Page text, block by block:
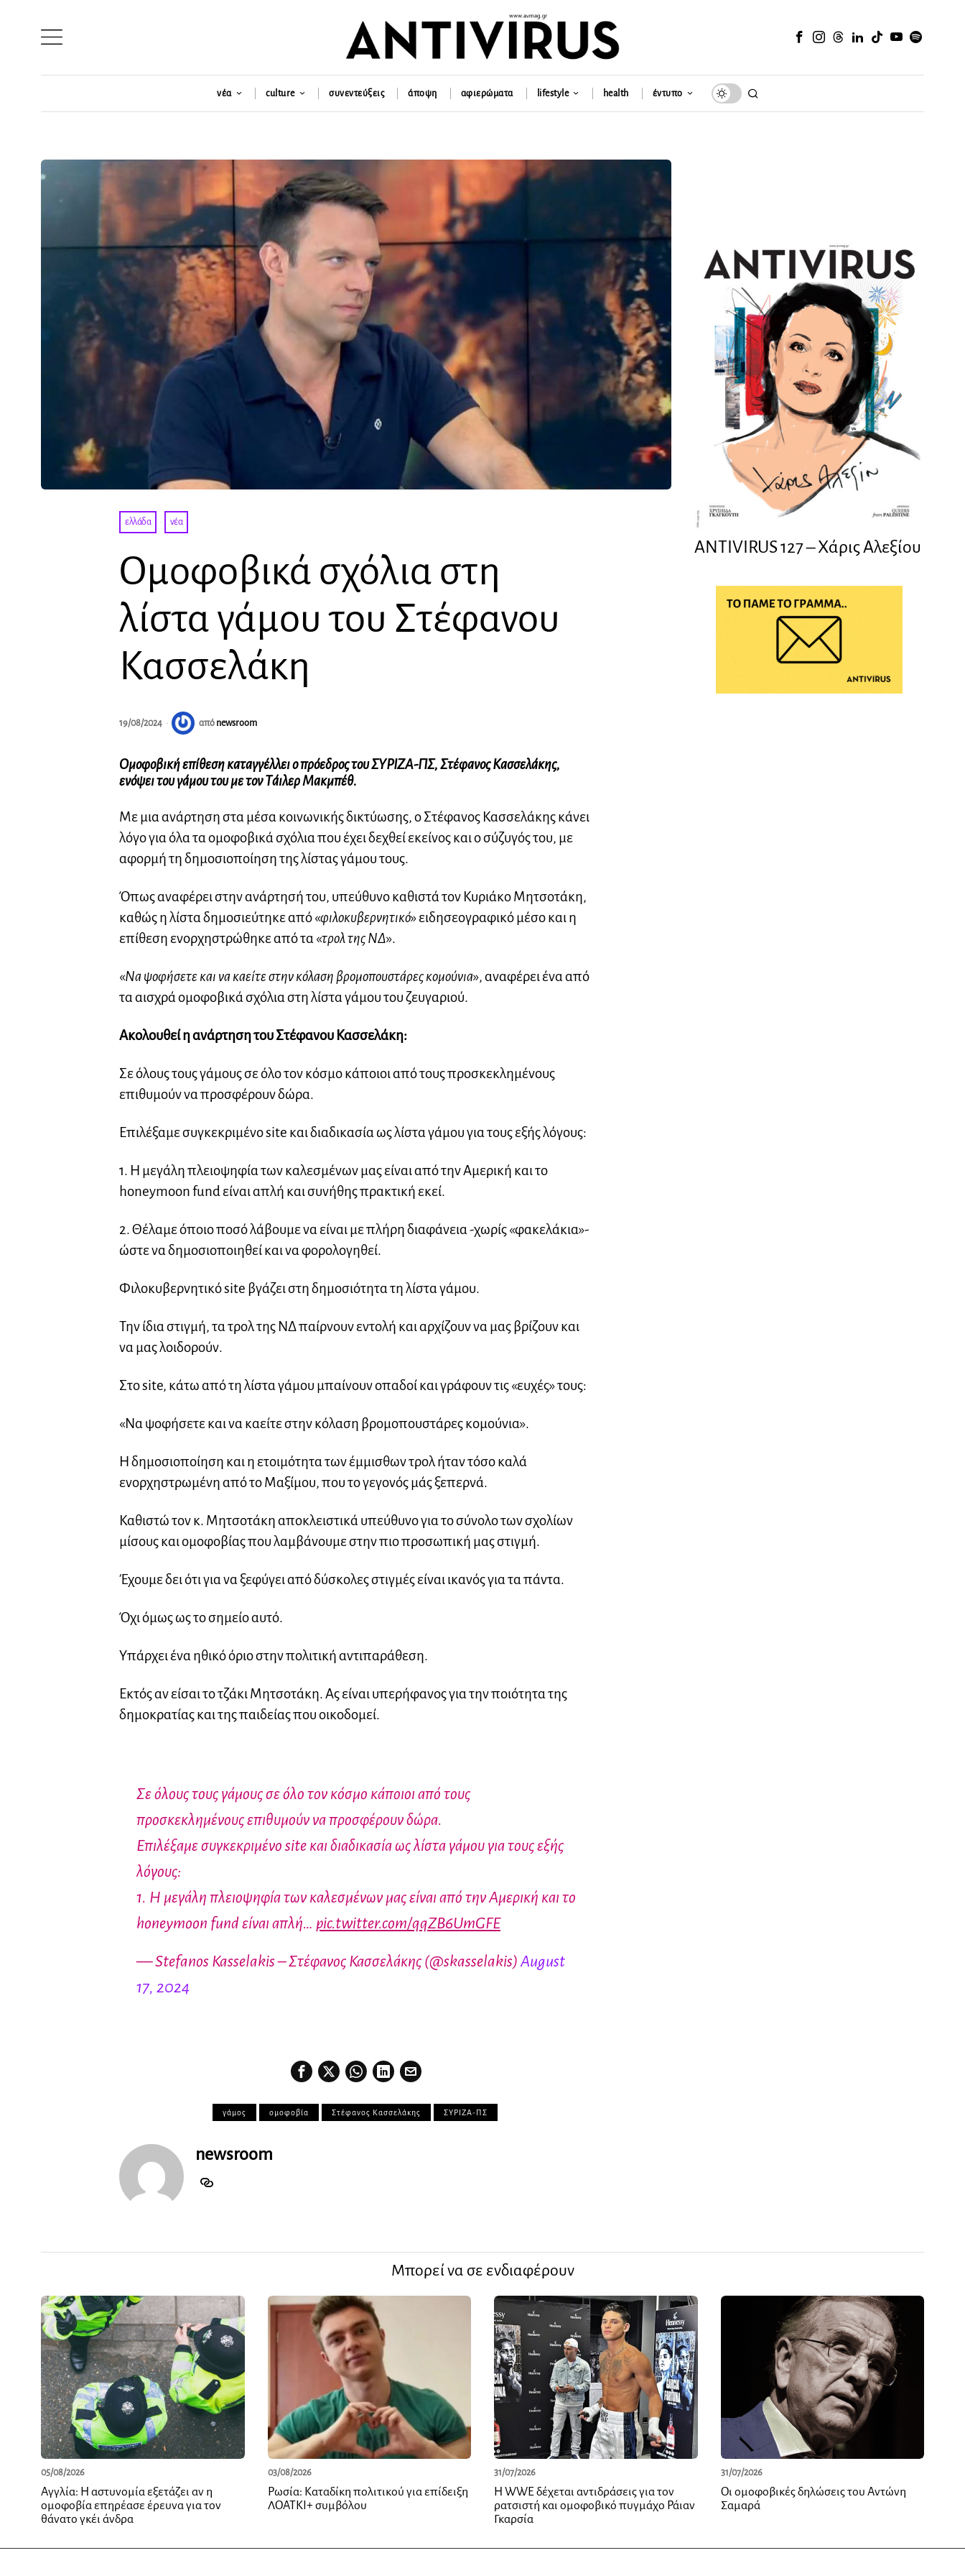
νέα culture συνεντεύξεις άποψη αφιερώματα lifestyle health έντυπο
ελλάδα · νέα
Ομοφοβικά σχόλια στη
λίστα γάμου του Στέφανου
Κασσελάκη
19/08/2024 από newsroom
Ομοφοβική επίθεση καταγγέλλει ο πρόεδρος του ΣΥΡΙΖΑ-ΠΣ, Στέφανος Κασσελάκης,
ενόψει του γάμου του με τον Τάιλερ Μακμπέθ.
Με μια ανάρτηση στα μέσα κοινωνικής δικτύωσης, ο Στέφανος Κασσελάκης κάνει
λόγο για όλα τα ομοφοβικά σχόλια που έχει δεχθεί εκείνος και ο σύζυγός του, με
αφορμή τη δημοσιοποίηση της λίστας γάμου τους.
Όπως αναφέρει στην ανάρτησή του, υπεύθυνο καθιστά τον Κυριάκο Μητσοτάκη,
καθώς η λίστα δημοσιεύτηκε από «φιλοκυβερνητικό» ειδησεογραφικό μέσο και η
επίθεση ενορχηστρώθηκε από τα «τρολ της ΝΔ».
«Να ψοφήσετε και να καείτε στην κόλαση βρομοπουστάρες κομούνια», αναφέρει ένα από
τα αισχρά ομοφοβικά σχόλια στη λίστα γάμου του ζευγαριού.
Ακολουθεί η ανάρτηση του Στέφανου Κασσελάκη:
Σε όλους τους γάμους σε όλο τον κόσμο κάποιοι από τους προσκεκλημένους
επιθυμούν να προσφέρουν δώρα.
Επιλέξαμε συγκεκριμένο site και διαδικασία ως λίστα γάμου για τους εξής λόγους:
1. Η μεγάλη πλειοψηφία των καλεσμένων μας είναι από την Αμερική και το
honeymoon fund είναι απλή και συνήθης πρακτική εκεί.
2. Θέλαμε όποιο ποσό λάβουμε να είναι με πλήρη διαφάνεια -χωρίς «φακελάκια»-
ώστε να δημοσιοποιηθεί και να φορολογηθεί.
Φιλοκυβερνητικό site βγάζει στη δημοσιότητα τη λίστα γάμου.
Την ίδια στιγμή, τα τρολ της ΝΔ παίρνουν εντολή και αρχίζουν να μας βρίζουν και
να μας λοιδορούν.
Στο site, κάτω από τη λίστα γάμου μπαίνουν οπαδοί και γράφουν τις «ευχές» τους:
«Να ψοφήσετε και να καείτε στην κόλαση βρομοπουστάρες κομούνια».
Η δημοσιοποίηση και η ετοιμότητα των έμμισθων τρολ ήταν τόσο καλά
ενορχηστρωμένη από το Μαξίμου, που το γεγονός μάς ξεπερνά.
Καθιστώ τον κ. Μητσοτάκη αποκλειστικά υπεύθυνο για το σύνολο των σχολίων
μίσους και ομοφοβίας που λαμβάνουμε στην πιο προσωπική μας στιγμή.
Έχουμε δει ότι για να ξεφύγει από δύσκολες στιγμές είναι ικανός για τα πάντα.
Όχι όμως ως το σημείο αυτό.
Υπάρχει ένα ηθικό όριο στην πολιτική αντιπαράθεση.
Εκτός αν είσαι το τζάκι Μητσοτάκη. Ας είναι υπερήφανος για την ποιότητα της
δημοκρατίας και της παιδείας που οικοδομεί.
Σε όλους τους γάμους σε όλο τον κόσμο κάποιοι από τους
προσκεκλημένους επιθυμούν να προσφέρουν δώρα.
Επιλέξαμε συγκεκριμένο site και διαδικασία ως λίστα γάμου για τους εξής
λόγους:
1. Η μεγάλη πλειοψηφία των καλεσμένων μας είναι από την Αμερική και το
honeymoon fund είναι απλή… pic.twitter.com/qqZB6UmGFE
— Stefanos Kasselakis – Στέφανος Κασσελάκης (@skasselakis)August
17, 2024
γάμος ομοφοβία Στέφανος Κασσελάκης ΣΥΡΙΖΑ-ΠΣ
newsroom
ANTIVIRUS 127 – Xάρις Αλεξίου
Μπορεί να σε ενδιαφέρουν
05/08/2026
Αγγλία: Η αστυνομία εξετάζει αν η
ομοφοβία επηρέασε έρευνα για τον
θάνατο γκέι άνδρα
03/08/2026
Ρωσία: Καταδίκη πολιτικού για επίδειξη
ΛΟΑΤΚΙ+ συμβόλου
31/07/2026
Η WWE δέχεται αντιδράσεις για τον
ρατσιστή και ομοφοβικό πυγμάχο Ράιαν
Γκαρσία
31/07/2026
Οι ομοφοβικές δηλώσεις του Αντώνη
Σαμαρά